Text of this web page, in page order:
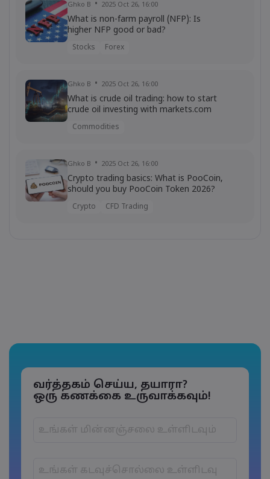
Ghko B 2025 Oct 26, 16:00
What is non-farm payroll (NFP): Is
higher NFP good or bad?
Stocks Forex
Ghko B 2025 Oct 26, 16:00
What is crude oil trading: how to start
crude oil investing with markets.com
Commodities
Ghko B 2025 Oct 26, 16:00
Crypto trading basics: What is PooCoin,
should you buy PooCoin Token 2026?
Crypto CFD Trading
வர்த்தகம் செய்ய, தயாரா?
ஒரு கணக்கை உருவாக்கவும்!